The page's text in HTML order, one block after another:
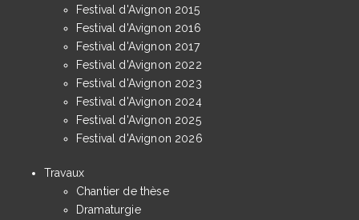
Festival d'Avignon 2015
Festival d'Avignon 2016
Festival d'Avignon 2017
Festival d'Avignon 2022
Festival d'Avignon 2023
Festival d'Avignon 2024
Festival d'Avignon 2025
Festival d'Avignon 2026
Travaux
Chantier de thèse
Dramaturgie